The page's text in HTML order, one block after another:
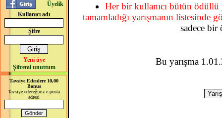
Üyelik
Kullanıcı adı
Şifre
Yeni üye
Şifremi unuttum
Tavsiye Edenlere 10,00
Bonus
Tavsiye edeceğiniz e-posta
adresi
Her bir kullanıcı bütün ödüllü
tamamladığı yarışmanın listesinde
sadece bir
Bu yarışma